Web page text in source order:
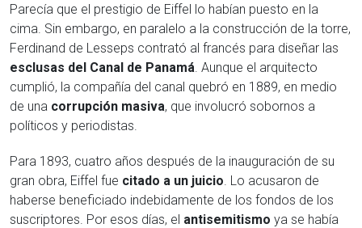
Parecía que el prestigio de Eiffel lo habían puesto en la
cima. Sin embargo, en paralelo a la construcción de la torre,
Ferdinand de Lesseps contrató al francés para diseñar las
esclusas del Canal de Panamá. Aunque el arquitecto
cumplió, la compañía del canal quebró en 1889, en medio
de una corrupción masiva, que involucró sobornos a
políticos y periodistas.
Para 1893, cuatro años después de la inauguración de su
gran obra, Eiffel fue citado a un juicio. Lo acusaron de
haberse beneficiado indebidamente de los fondos de los
suscriptores. Por esos días, el antisemitismo ya se había